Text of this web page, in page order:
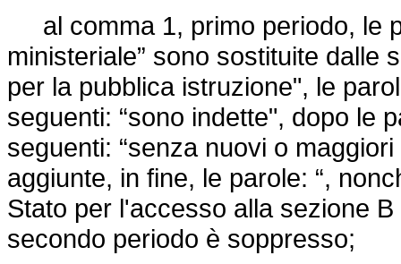
al comma 1, primo periodo, le
ministeriale” sono sostituite dalle
per la pubblica istruzione", le
seguenti: “sono indette", dopo le
seguenti: “senza nuovi o
aggiunte, in fine, le parole: “,
Stato per l'accesso alla sezione
secondo periodo è soppresso;